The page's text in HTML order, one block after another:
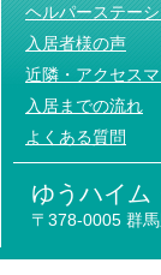
ヘルパーステー
入居者様の声
近隣・アクセス
入居までの流れ
よくある質問
ゆうハイム
〒378-0005 群